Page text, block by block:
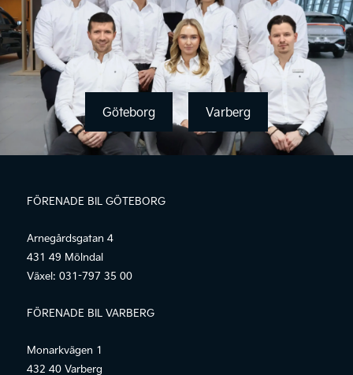
Göteborg Varberg
FÖRENADE BIL GÖTEBORG
Arnegårdsgatan 4
431 49 Mölndal
Växel: 031-797 35 00
FÖRENADE BIL VARBERG
Monarkvägen 1
432 40 Varberg